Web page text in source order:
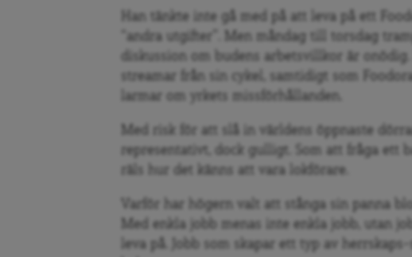
Han tänkte inte gå med p å att leva på ett
andra utgifter” . Men måndag till torsdag
diskussion om budens arbetsvillkor är on
streamar fr
ån sin cykel, samtidigt som
larmar om yrkets
missf örh ållanden
Med risk för att slå in v ärldens öppnaste dö
representativt, dock gulligt. Som att fr
åga ett
räls hur det känns att vara lokförare.
Varfö r har högern valt att st ånga sin panna
Med enkla jobb menas inte enkla jobb, utan
leva p
. Jobb som skapar ett typ av